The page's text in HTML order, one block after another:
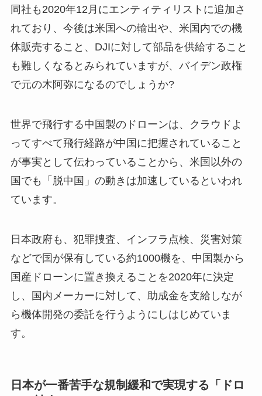
同社も2020年12月にエンティティリストに追加さ
れており、今後は米国への輸出や、米国内での機
体販売すること、DJIに対して部品を供給すること
も難しくなるとみられていますが、バイデン政権
で元の木阿弥になるのでしょうか?
世界で飛行する中国製のドローンは、クラウドよ
ってすべて飛行経路が中国に把握されていること
が事実として伝わっていることから、米国以外の
国でも「脱中国」の動きは加速しているといわれ
ています。
日本政府も、犯罪捜査、インフラ点検、災害対策
などで国が保有している約1000機を、中国製から
国産ドローンに置き換えることを2020年に決定
し、国内メーカーに対して、助成金を支給しなが
ら機体開発の委託を行うようにしはじめていま
す。
日本が一番苦手な規制緩和で実現する「ドロ